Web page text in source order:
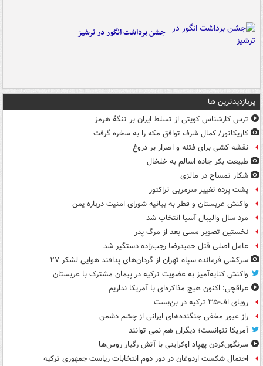
جشن برداشت انگور در ترشیز
پربازدیدترین ها
ترس کارشناس کویتی از تسلط ایران بر تنگۀ هرمز
کاریکاتور/ کمال شرف توافق مکه را به سخره گرفت
نقشه کشی برای فتنه و اصرار بر دروغ
طبیعت بکر جاده اسالم به خلخال
شکار تمساح در مالزی
پشت پرده تغییر سرمربی تراکتور
واکنش عربستان و قطر به بیانیه شورای امنیت درباره یمن
مرد سال والیبال آسیا انتخاب شد
نخستین تصویر مسی بعد از مرگ پدر
عامل اصلی قتل حمیدرضا رجب‌زاده دستگیر شد
سرکشی فرمانده سپاه تهران از گردان‌های پدافند هوایی لشکر ۲۷
واکنش کنایه‌آمیز به عضویت ترکیه در پیمان مشترک با عربستان
عراقچی: اکنون هیچ مذاکره‌ای با آمریکا نداریم
رویای اف-۳۵ ترکیه در بن‌بست
راز عبور مخفی جنگنده‌های ایرانی از چشم دشمن
آمریکا نتوانست؛ دیگران هم نمی توانند
سرنگون‌کردن پهپاد اوکراینی با آتش رگبار روس‌ها
احتمال شکست اردوغان در دور دوم انتخابات ریاست جمهوری ترکیه